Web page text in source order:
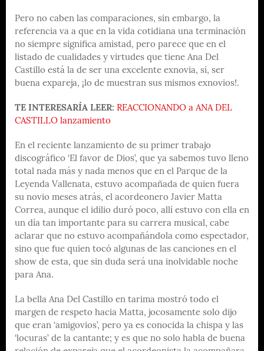
Pero no caben las comparaciones, sin embargo, la
referencia va a que en la vida cotidiana una terminación
no siempre significa amistad, pero parece que en el
listado de cualidades y virtudes que tiene Ana Del
Castillo está la de ser una excelente exnovia, sí, ser
buena expareja, ¡lo de muestran sus mismos exnovios!.
TE INTERESARÍA LEER: REACCIONANDO a ANA DEL
CASTILLO lanzamiento
En el reciente lanzamiento de su primer trabajo
discográfico ‘El favor de Dios’, que ya sabemos tuvo lleno
total nada más y nada menos que en el Parque de la
Leyenda Vallenata, estuvo acompañada de quien fuera
su novio meses atrás, el acordeonero Javier Matta
Correa, aunque el idilio duró poco, allí estuvo con ella en
un día tan importante para su carrera musical, cabe
aclarar que no estuvo acompañándola como espectador,
sino que fue quien tocó algunas de las canciones en el
show de esta, que sin duda será una inolvidable noche
para Ana.
La bella Ana Del Castillo en tarima mostró todo el
margen de respeto hacia Matta, jocosamente solo dijo
que eran ‘amigovios’, pero ya es conocida la chispa y las
‘locuras’ de la cantante; y es que no solo habla de buena